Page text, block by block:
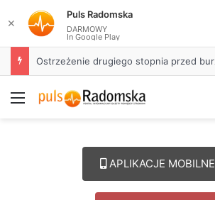
Menu
APLIKACJE MOBILNE
✕
Puls Radomska
DARMOWY
In Google Play